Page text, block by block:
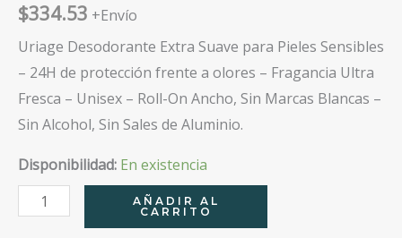
$334.53 +Envío
Uriage Desodorante Extra Suave para Pieles Sensibles
– 24H de protección frente a olores – Fragancia Ultra
Fresca – Unisex – Roll-On Ancho, Sin Marcas Blancas –
Sin Alcohol, Sin Sales de Aluminio.
Disponibilidad: En existencia
Deodorant
Douceur
AÑADIR AL
CARRITO